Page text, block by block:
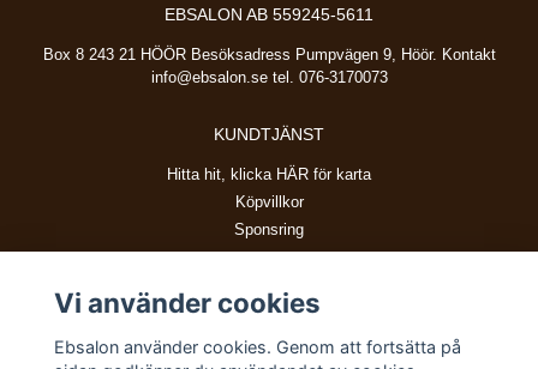
EBSALON AB 559245-5611
Box 8 243 21 HÖÖR Besöksadress Pumpvägen 9, Höör. Kontakt
info@ebsalon.setel. 076-3170073
KUNDTJÄNST
Hitta hit, klicka HÄR för karta
Köpvillkor
Sponsring
BETALSÄTT
Vi använder cookies
Ebsalon använder cookies. Genom att fortsätta på